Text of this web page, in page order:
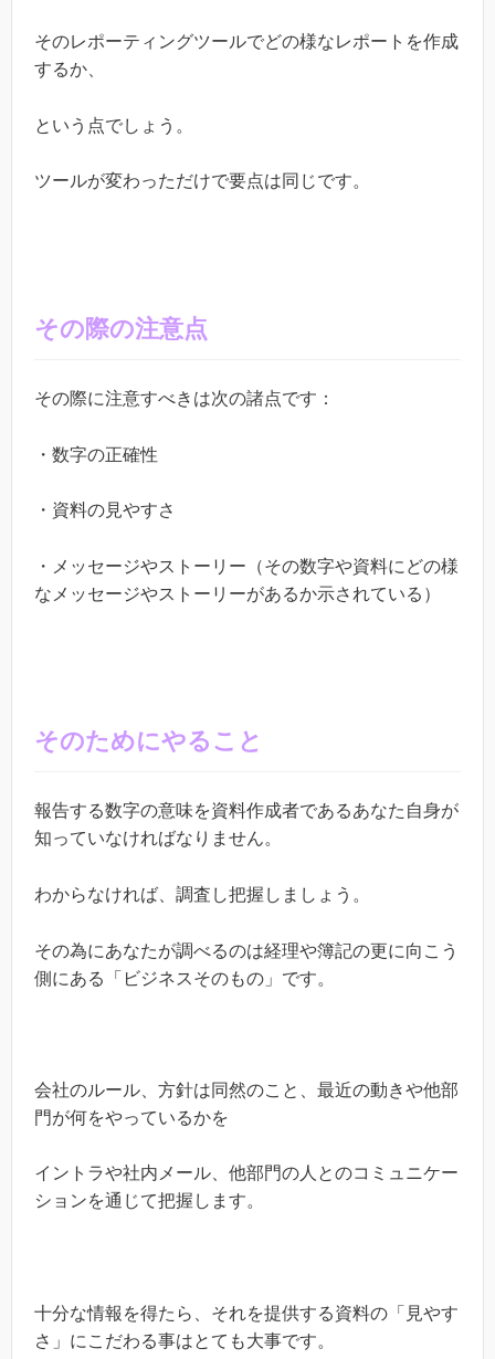
そのレポーティングツールでどの様なレポートを作成
するか、
という点でしょう。
ツールが変わっただけで要点は同じです。
その際の注意点
その際に注意すべきは次の諸点です：
・数字の正確性
・資料の見やすさ
・メッセージやストーリー（その数字や資料にどの様
なメッセージやストーリーがあるか示されている）
そのためにやること
報告する数字の意味を資料作成者であるあなた自身が
知っていなければなりません。
わからなければ、調査し把握しましょう。
その為にあなたが調べるのは経理や簿記の更に向こう
側にある「ビジネスそのもの」です。
会社のルール、方針は同然のこと、最近の動きや他部
門が何をやっているかを
イントラや社内メール、他部門の人とのコミュニケー
ションを通じて把握します。
十分な情報を得たら、それを提供する資料の「見やす
さ」にこだわる事はとても大事です。